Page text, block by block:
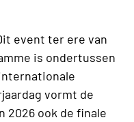
event ter ere van
is ondertussen
vormt de
2026 ook de finale